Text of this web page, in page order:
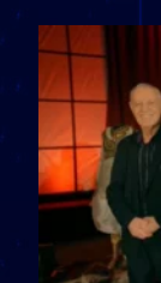
shtëpinë
të fituar